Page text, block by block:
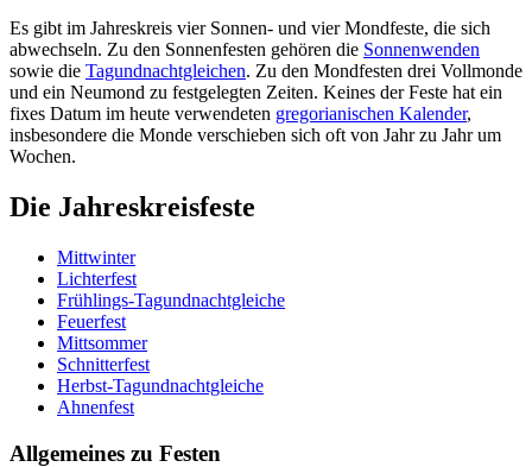
Es gibt im Jahreskreis vier Sonnen- und vier Mondfeste, die sich
abwechseln. Zu den Sonnenfesten gehören die Sonnenwenden
sowie die Tagundnachtgleichen. Zu den Mondfesten drei Vollmonde
und ein Neumond zu festgelegten Zeiten. Keines der Feste hat ein
fixes Datum im heute verwendeten gregorianischen Kalender,
insbesondere die Monde verschieben sich oft von Jahr zu Jahr um
Wochen.
Die Jahreskreisfeste
Mittwinter
Lichterfest
Frühlings-Tagundnachtgleiche
Feuerfest
Mittsommer
Schnitterfest
Herbst-Tagundnachtgleiche
Ahnenfest
Allgemeines zu Festen